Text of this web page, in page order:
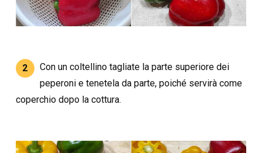
2
Con un coltellino tagliate la parte superiore dei
peperoni e tenetela da parte, poiché servirà come
coperchio dopo la cottura.